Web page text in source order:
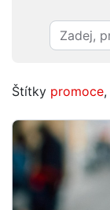
Štítky promoce,